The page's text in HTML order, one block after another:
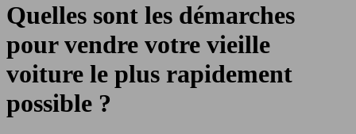
Quelles sont les démarches
pour vendre votre vieille
voiture le plus rapidement
possible ?